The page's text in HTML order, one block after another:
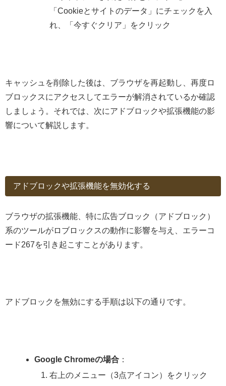
「Cookieとサイトのデータ」にチェックを入
れ、「今すぐクリア」をクリック
キャッシュを削除した後は、ブラウザを再起動し、再度ロ
ブロックスにアクセスしてエラーが解消されているか確認
しましょう。それでは、次にアドブロックや拡張機能の影
響について解説します。
アドブロックや拡張機能を無効化する
ブラウザの拡張機能、特に広告ブロック（アドブロック）
系のツールがロブロックスの動作に影響を与え、エラーコ
ード267を引き起こすことがあります。
アドブロックを無効にする手順は以下の通りです。
Google Chromeの場合 ：
右上のメニュー（3点アイコン）をクリック